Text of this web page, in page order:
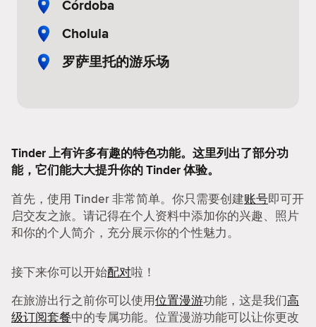
Córdoba
Cholula
罗萨里托的游乐场
Tinder 上有许多有趣的特色功能。这里列出了部分功
能，它们能大大提升你的 Tinder 体验。
首先，使用 Tinder 非常简单。你只需要创建账号即可开
启交友之旅。请记得在个人资料中添加你的兴趣、照片
和你的个人简介，充分展示你的个性魅力。
接下来你可以开始配对啦！
在旅游出行之前你可以使用位置漫游功能，这是我们高
级订阅套餐中的专属功能。位置漫游功能可以让你更改